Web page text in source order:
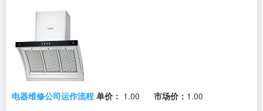
电器维修公司运作流程 单价： 1.00 市场价： 1.00